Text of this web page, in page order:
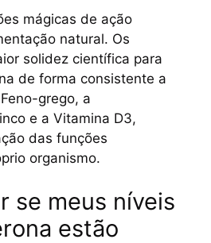
mágicas de ação
natural. Os
solidez científica para
de forma consistente a
grego, a
e a Vitamina D3,
das funções
organismo.
se meus níveis
estão